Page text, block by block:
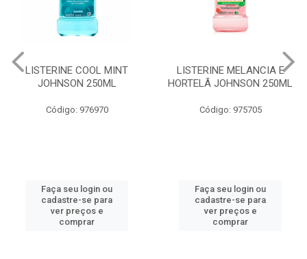
LISTERINE MELANCIA E
HORTELÃ JOHNSON 250ML
Código: 975705
Faça seu login ou
cadastre-se para
ver preços e
comprar
ABSORVENTE SEMPRE
LIVRE ADAPT SUAVE
Código: 961997
Faça seu login ou
cadastre-se para
ver preços e
comprar